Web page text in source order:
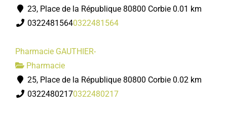
23, Place de la République 80800 Corbie 0.01 km
03224815640322481564
Pharmacie GAUTHIER-
Pharmacie
25, Place de la République 80800 Corbie 0.02 km
03224802170322480217